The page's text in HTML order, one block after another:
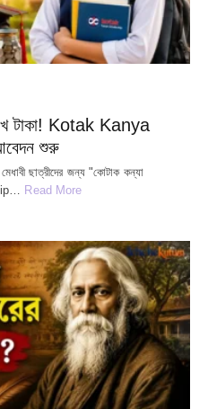
টাকা! Kotak Kanya
শুরু
ছাত্রীদের জন্য "কোটাক কন্যা
Read More